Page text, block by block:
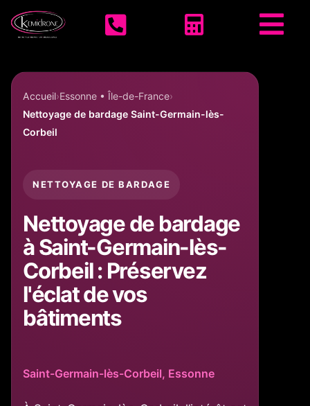
  
Accueil Essonne • Île-de-France
Nettoyage de bardage Saint-Germain-lès-
Corbeil
NETTOYAGE DE BARDAGE
Nettoyage de bardage
à Saint-Germain-lès-
Corbeil : Préservez
l'éclat de vos
bâtiments
Saint-Germain-lès-Corbeil, Essonne